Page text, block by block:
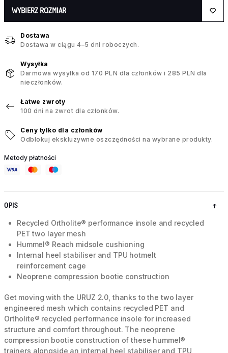
WYBIERZ ROZMIAR
Dostawa
Dostawa w ciągu 4–5 dni roboczych.
Wysyłka
Darmowa wysyłka od 170 PLN dla członków i 285 PLN dla
nieczłonków.
Łatwe zwroty
100 dni na zwrot dla członków.
Ceny tylko dla członków
Odblokuj ekskluzywne oszczędności na wybrane produkty.
Metody płatności
OPIS
Recycled Ortholite® performance insole and recycled
PET two layer mesh
Hummel® Reach midsole cushioning
Internal heel stabiliser and TPU hotmelt
reinforcement cage
Neoprene compression bootie construction
Get moving with the URUZ 2.0, thanks to the two layer
engineered mesh which contains recycled PET and
Ortholite® recycled performance insole for increased
structure and comfort throughout. The neoprene
compression bootie construction of these hummel®
trainers alongside an internal heel stabiliser and TPU